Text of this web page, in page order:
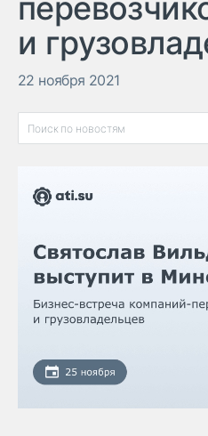
и
22 ноября 2021